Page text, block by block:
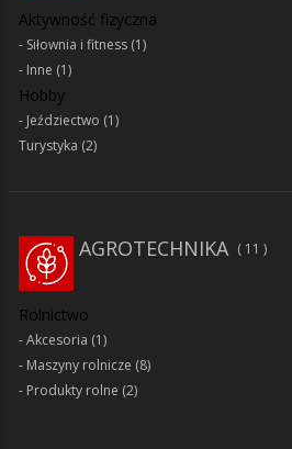
Aktywność fizyczna
Siłownia i fitness (1)
Inne (1)
Hobby
Jeździectwo (1)
Turystyka (2)
AGROTECHNIKA 11
Rolnictwo
Akcesoria (1)
Maszyny rolnicze (8)
Produkty rolne (2)